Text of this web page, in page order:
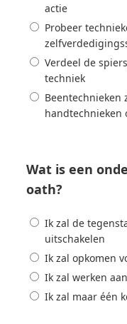
actie
Probeer
Verdeel de
techniek
handtechnieken
Wat is een
oath?
Ik zal de
uitschakelen
Ik zal opkomen
Ik zal werken
Ik zal maar één